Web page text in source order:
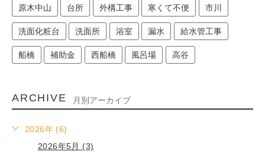
原木中山 台所 外構工事 寒くて不便 市川
洗面化粧台 洗面所 浴室 漏水 給水管工事
船橋 補助金 西船橋 風呂場 高谷
ARCHIVE 月別アーカイブ
2026年 (6)
2026年5月 (3)